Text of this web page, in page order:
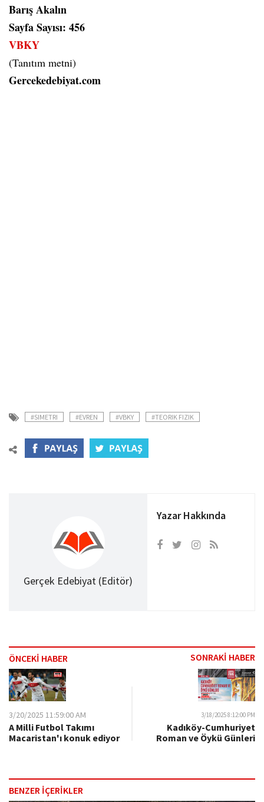
Barış Akalın
Sayfa Sayısı: 456
VBKY
(Tanıtım metni)
Gercekedebiyat.com
#SIMETRI #EVREN #VBKY #TEORIK FIZIK
Gerçek Edebiyat (Editör)
Yazar Hakkında
ÖNCEKİ HABER SONRAKİ HABER
3/20/2025 11:59:00 AM
A Milli Futbol Takımı
Macaristan'ı konuk ediyor
3/18/2025 8:12:00 PM
Kadıköy-Cumhuriyet
Roman ve Öykü Günleri
BENZER İÇERİKLER